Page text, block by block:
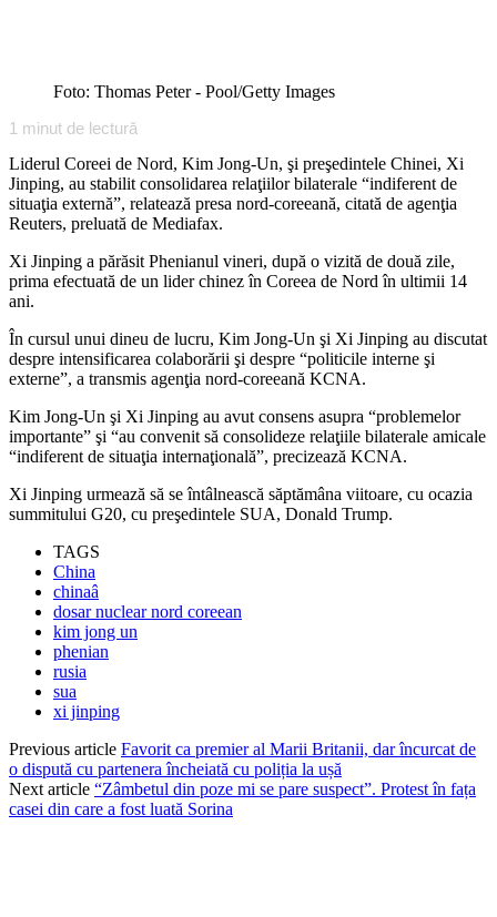
Foto: Thomas Peter - Pool/Getty Images
1 minut de lectură
Liderul Coreei de Nord, Kim Jong-Un, şi preşedintele Chinei, Xi
Jinping, au stabilit consolidarea relaţiilor bilaterale “indiferent de
situaţia externă”, relatează presa nord-coreeană, citată de agenţia
Reuters, preluată de Mediafax.
Xi Jinping a părăsit Phenianul vineri, după o vizită de două zile,
prima efectuată de un lider chinez în Coreea de Nord în ultimii 14
ani.
În cursul unui dineu de lucru, Kim Jong-Un şi Xi Jinping au discutat
despre intensificarea colaborării şi despre “politicile interne şi
externe”, a transmis agenţia nord-coreeană KCNA.
Kim Jong-Un şi Xi Jinping au avut consens asupra “problemelor
importante” şi “au convenit să consolideze relaţiile bilaterale amicale
“indiferent de situaţia internaţională”, precizează KCNA.
Xi Jinping urmează să se întâlnească săptămâna viitoare, cu ocazia
summitului G20, cu preşedintele SUA, Donald Trump.
TAGS
China
chinaâ
dosar nuclear nord coreean
kim jong un
phenian
rusia
sua
xi jinping
Previous article Favorit ca premier al Marii Britanii, dar încurcat de
o dispută cu partenera încheiată cu poliția la ușă
Next article “Zâmbetul din poze mi se pare suspect”. Protest în fața
casei din care a fost luată Sorina